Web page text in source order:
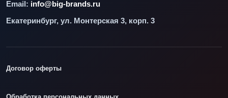
Email: info@big-brands.ru
Екатеринбург, ул. Монтерская 3, корп. 3
Договор оферты